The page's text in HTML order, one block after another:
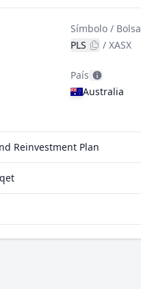
Símbolo / Bolsa
PLS
/XASX
País
Australia
Reinvestment Plan